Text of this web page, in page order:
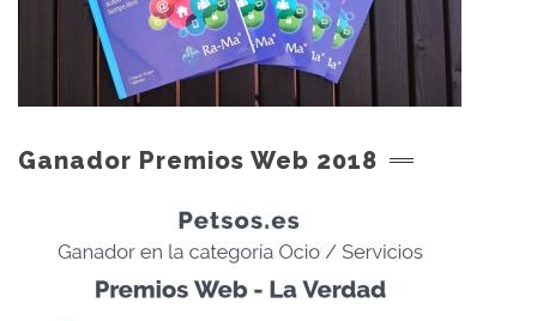
Ganador Premios Web 2018